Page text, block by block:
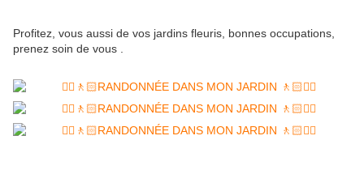
Profitez, vous aussi de vos jardins fleuris, bonnes occupations,
prenez soin de vous .